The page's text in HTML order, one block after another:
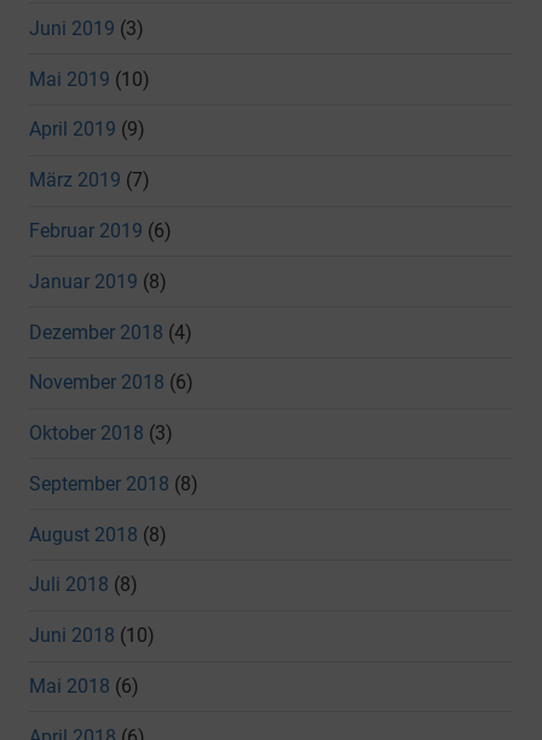
Juni 2019 (3)
Mai 2019 (10)
April 2019 (9)
März 2019 (7)
Februar 2019 (6)
Januar 2019 (8)
Dezember 2018 (4)
November 2018 (6)
Oktober 2018 (3)
September 2018 (8)
August 2018 (8)
Juli 2018 (8)
Juni 2018 (10)
Mai 2018 (6)